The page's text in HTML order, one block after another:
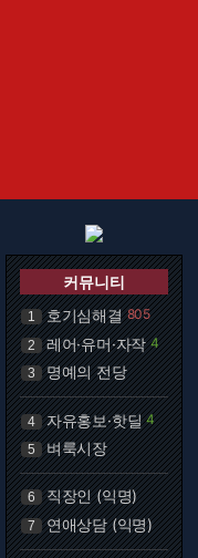
커뮤니티
1 호기심해결 805
2 레어·유머·자작 4
3 명예의 전당
4 자유홍보·핫딜 4
5 벼룩시장
6 직장인 (익명)
7 연애상담 (익명)